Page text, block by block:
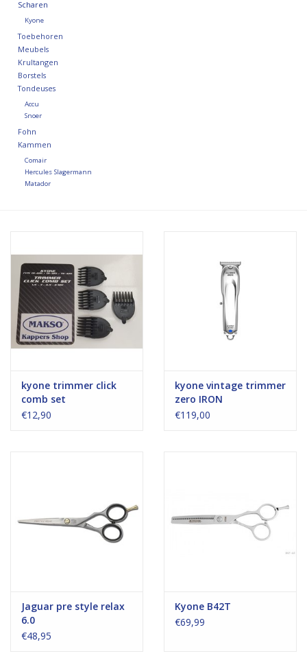
Scharen
Kyone
Toebehoren
Meubels
Krultangen
Borstels
Tondeuses
Accu
Snoer
Fohn
Kammen
Comair
Hercules Slagermann
Matador
kyone trimmer click
comb set
€12,90
kyone vintage trimmer
zero IRON
€119,00
Jaguar pre style relax
6.0
€48,95
Kyone B42T
€69,99